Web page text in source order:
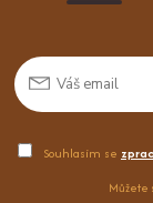
Souhlasím se
Můžete